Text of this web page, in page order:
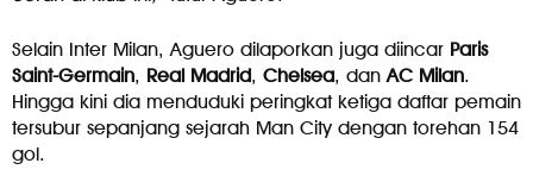
Selain Inter Milan, Aguero dilaporkan juga diincar Paris
Saint-Germain, Real Madrid, Chelsea, danAC Milan.
Hingga kini dia menduduki peringkat ketiga daftar pemain
tersubur sepanjang sejarah Man City dengan torehan 154
gol.